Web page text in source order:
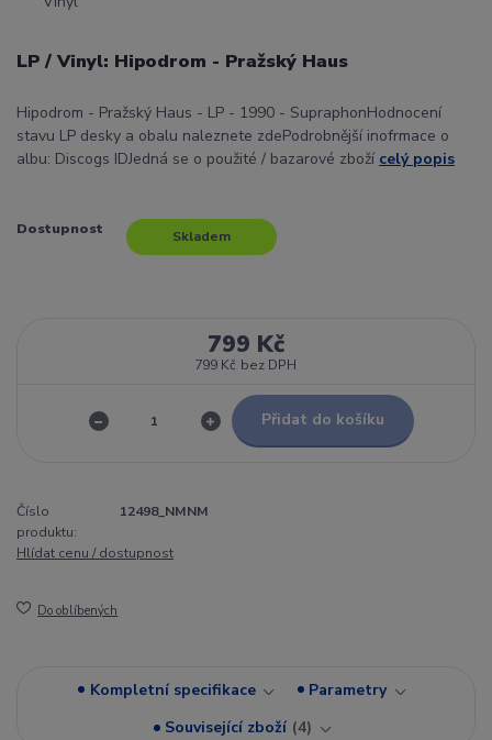
LP / Vinyl: Hipodrom - Pražský Haus
Hipodrom - Pražský Haus - LP - 1990 - SupraphonHodnocení
stavu LP desky a obalu naleznete zdePodrobnější inofrmace o
albu: Discogs IDJedná se o použité / bazarové zboží celý popis
Dostupnost Skladem
799 Kč
799 Kč bez DPH
Přidat do košíku
Číslo
produktu:
12498_NMNM
Hlídat cenu / dostupnost
Do oblíbených
Kompletní specifikace
Parametry
Související zboží 4